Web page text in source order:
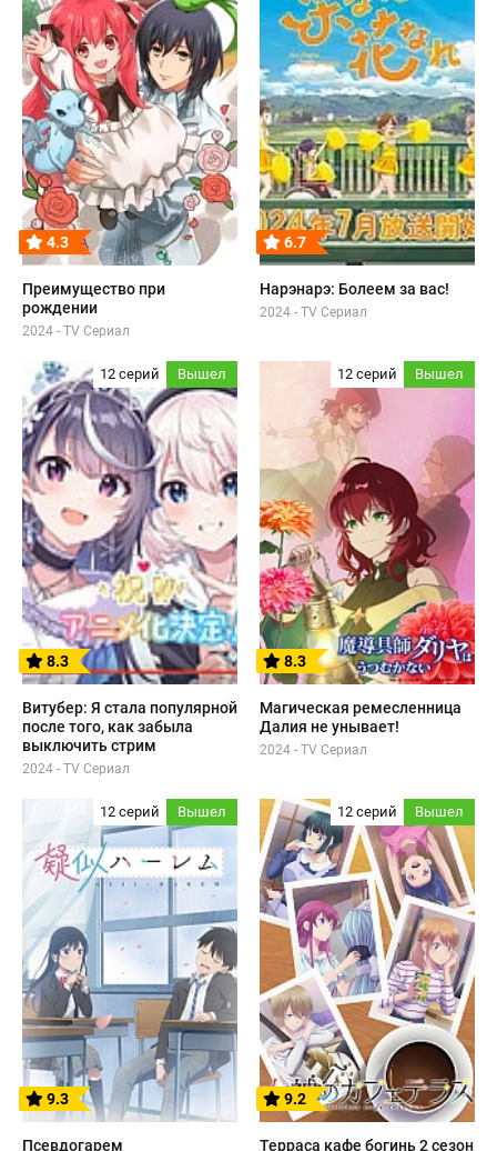
4.3
Преимущество при
рождении
2024 - TV Сериал
6.7
Нарэнарэ: Болеем за вас!
2024 - TV Сериал
12 серий Вышел
8.3
Витубер: Я стала популярной
после того, как забыла
выключить стрим
2024 - TV Сериал
12 серий Вышел
8.3
Магическая ремесленница
Далия не унывает!
2024 - TV Сериал
12 серий Вышел
9.3
Псевдогарем
12 серий Вышел
9.2
Терраса кафе богинь 2 сезон